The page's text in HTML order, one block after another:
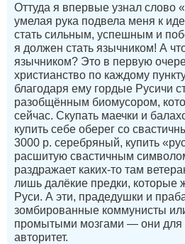
Оттуда я впервые узнал слово
умелая рука подвела меня к
стать сильным, успешным и
я должен стать язычником! А
язычником? Это в первую
христианство по каждому
благодаря ему гордые Русичи
разобщённым биомусором,
сейчас. Скупать маечки и
купить себе оберег со
3000 р. серебряный, купить
расшитую свастичным
раздражает каких-то там
лишь далёкие предки, которые
Руси. А эти, прадедушки и
зомбированные коммунисты
промытыми мозгами — они для
авторитет.